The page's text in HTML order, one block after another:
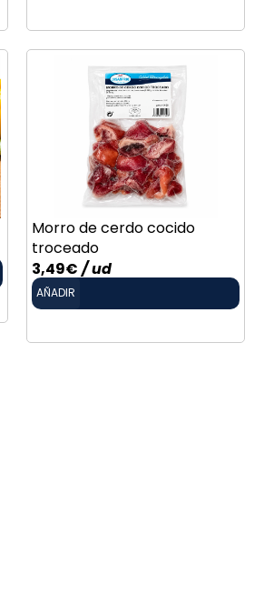
Morro de cerdo cocido
troceado
3,49€ / ud
AÑADIR